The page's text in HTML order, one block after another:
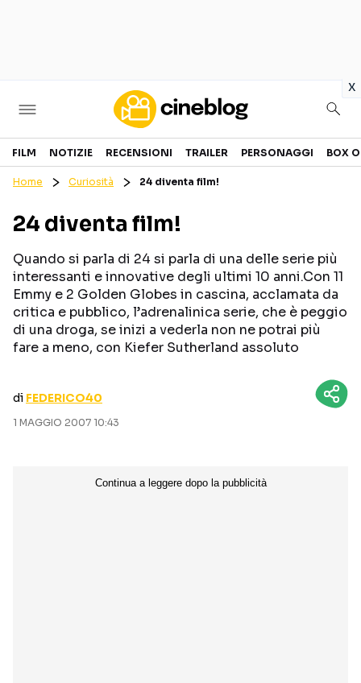
x
Cinema
GENERI
PERSONAGGI
Categorie
NOTIZIE
RECENSIONI
TRAILER
FILM NOTIZIE RECENSIONI TRAILER PERSONAGGI BOX
Home Curiosità 24 diventa film!
24 diventa film!
Quando si parla di 24 si parla di una delle serie più
interessanti e innovative degli ultimi 10 anni.Con 11
Emmy e 2 Golden Globes in cascina, acclamata da
critica e pubblico, l’adrenalinica serie, che è peggio
di una droga, se inizi a vederla non ne potrai più
fare a meno, con Kiefer Sutherland assoluto
di FEDERICO40
1 MAGGIO 2007 10:43